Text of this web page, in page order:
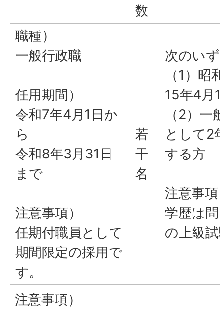
数
職種）
一般行政職
任用期間）
令和7年4月1日か
ら
令和8年3月31日
まで
注意事項）
任期付職員として
期間限定の採用で
す。
若
干
名
次のい
（1）
15年4月
（2）
として2
する方
注意事
学歴は
の上級
注意事項）